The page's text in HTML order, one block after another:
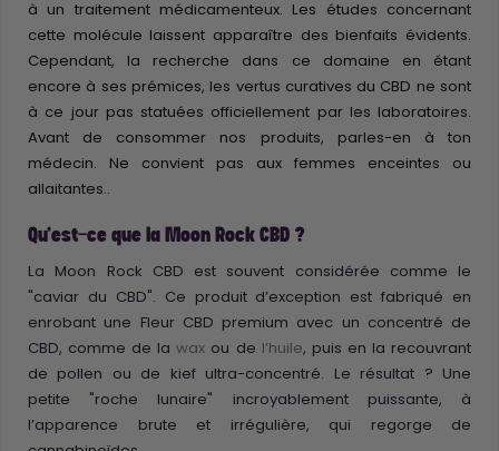
à un traitement médicamenteux. Les études concernant
cette molécule laissent apparaître des bienfaits évidents.
Cependant, la recherche dans ce domaine en étant
encore à ses prémices, les vertus curatives du CBD ne sont
à ce jour pas statuées officiellement par les laboratoires.
Avant de consommer nos produits, parles-en à ton
médecin. Ne convient pas aux femmes enceintes ou
allaitantes..
Qu'est-ce que la Moon Rock CBD ?
La Moon Rock CBD est souvent considérée comme le
"caviar du CBD". Ce produit d’exception est fabriqué en
enrobant une Fleur CBD premium avec un concentré de
CBD, comme de lawax ou de l’huile, puis en la recouvrant
de pollen ou de kief ultra-concentré. Le résultat ? Une
petite "roche lunaire" incroyablement puissante, à
l’apparence brute et irrégulière, qui regorge de